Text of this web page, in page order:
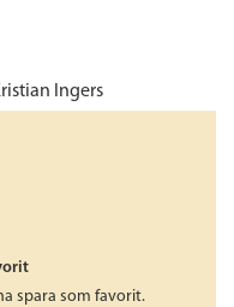
Ingers
spara som favorit.